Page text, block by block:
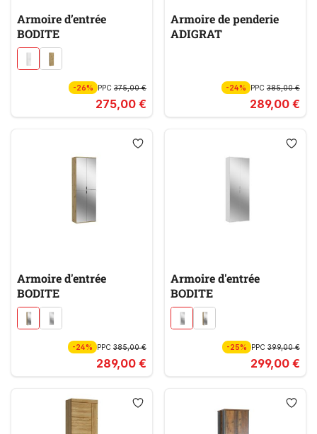
Armoire d’entrée
BODITE
-26% PPC 375,00 €
275,00 €
Armoire de penderie
ADIGRAT
-24% PPC385,00 €
289,00 €
Armoire d'entrée
BODITE
-24% PPC 385,00 €
289,00 €
Armoire d'entrée
BODITE
-25% PPC399,00 €
299,00 €